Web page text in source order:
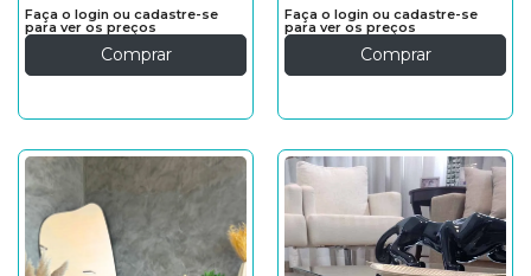
Faça o login ou cadastre-se
para ver os preços
Comprar
Faça o login ou cadastre-se
para ver os preços
Comprar